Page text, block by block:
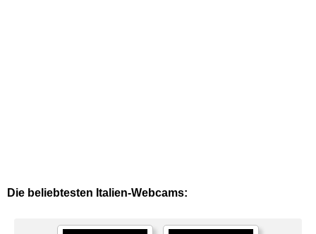
Die beliebtesten Italien-Webcams: